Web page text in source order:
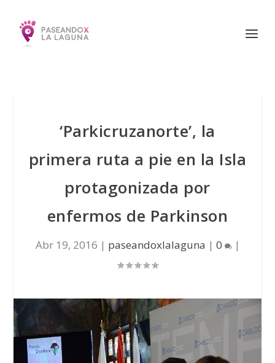
‘Parkicruzanorte’, la
primera ruta a pie en la Isla
protagonizada por
enfermos de Parkinson
Abr 19, 2016 | paseandoxlalaguna | 0 |